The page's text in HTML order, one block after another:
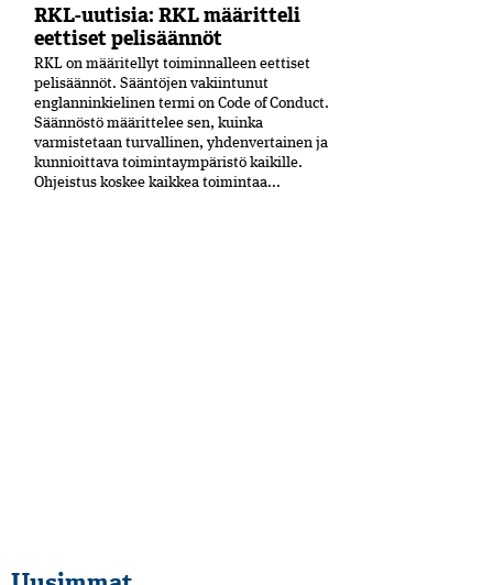
RKL-uutisia: RKL määritteli
eettiset pelisäännöt
RKL on määritellyt toiminnalleen eettiset
peli­säännöt. Sääntöjen vakiintunut
englanninkielinen termi on Code of Conduct.
Säännöstö määrittelee sen, kuinka
varmistetaan turvallinen, yhdenvertainen ja
kun­nioittava toimintaympäristö kaikille.
Ohjeistus koskee kaikkea toimintaa...